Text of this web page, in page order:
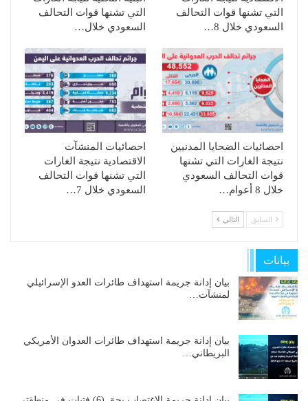
التي تشنها قوات التحالف
السعودي خلال 8…
التي تشنها قوات التحالف
السعودي خلال…
احصائيات الضحايا المدنيين
نتيجة الغارات التي تشنها
قوات التحالف السعودي
خلال 8 أعوام…
احصائيات المنشآت
الاقتصادية نتيجة الغارات
التي تشنها قوات التحالف
السعودي خلال 7…
السابق التالي
بيانات
بيان إدانة جريمة استهداف طائرات العدو الإسرائيلي
لمنشآت…
بيان إدانة جريمة استهداف طائرات العدوان الأمريكي
البريطاني…